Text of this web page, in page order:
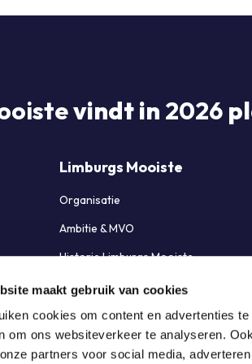
maakt gebruik van cookies
cookies om content en advertenties
om ons websiteverkeer te analyseren.
partners voor social media,
vindt in 2026
Limburgs Mooiste
Organisatie
Ambitie & MVO
Historie Limburgs Mooiste
Partners & Sponsoren
Werken bij Limburgs Mooiste
Contact opnemen